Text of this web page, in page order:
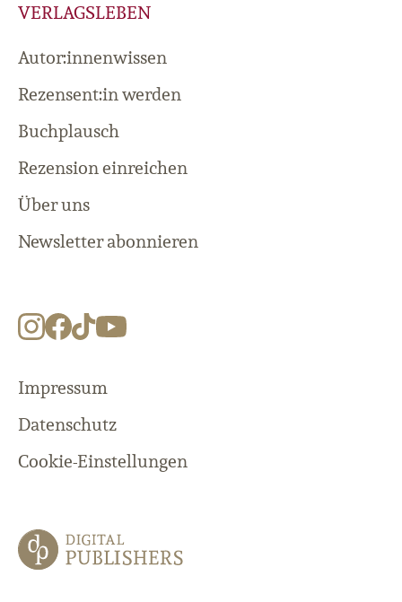
VERLAGSLEBEN
Autor:innenwissen
Rezensent:in werden
Buchplausch
Rezension einreichen
Über uns
Newsletter abonnieren
Impressum
Datenschutz
Cookie-Einstellungen